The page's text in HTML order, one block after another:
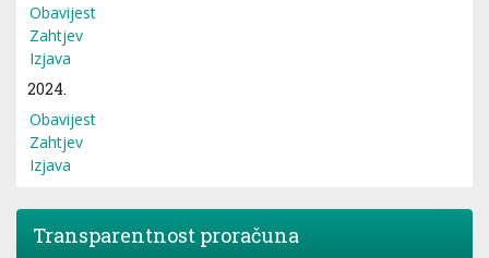
Obavijest
Zahtjev
Izjava
2024.
Obavijest
Zahtjev
Izjava
Transparentnost proračuna